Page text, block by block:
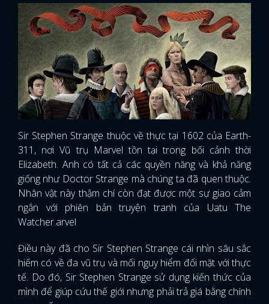
Sir Stephen Strange thuộc về thực tại 1602 của Earth-
311, nơi Vũ trụ Marvel tồn tại trong bối cảnh thời
Elizabeth. Anh có tất cả các quyền năng và khả năng
giống như Doctor Strange mà chúng ta đã quen thuộc.
Nhân vật này thậm chí còn đạt được một sự giao cảm
ngắn với phiên bản truyện tranh của Uatu The
Watcher.arvel
Điều này đã cho Sir Stephen Strange cái nhìn sâu sắc
hiếm có về đa vũ trụ và mối nguy hiểm đối mặt với thực
tế. Do đó, Sir Stephen Strange sử dụng kiến ​​thức của
mình để giúp cứu thế giới nhưng phải trả giá bằng chính